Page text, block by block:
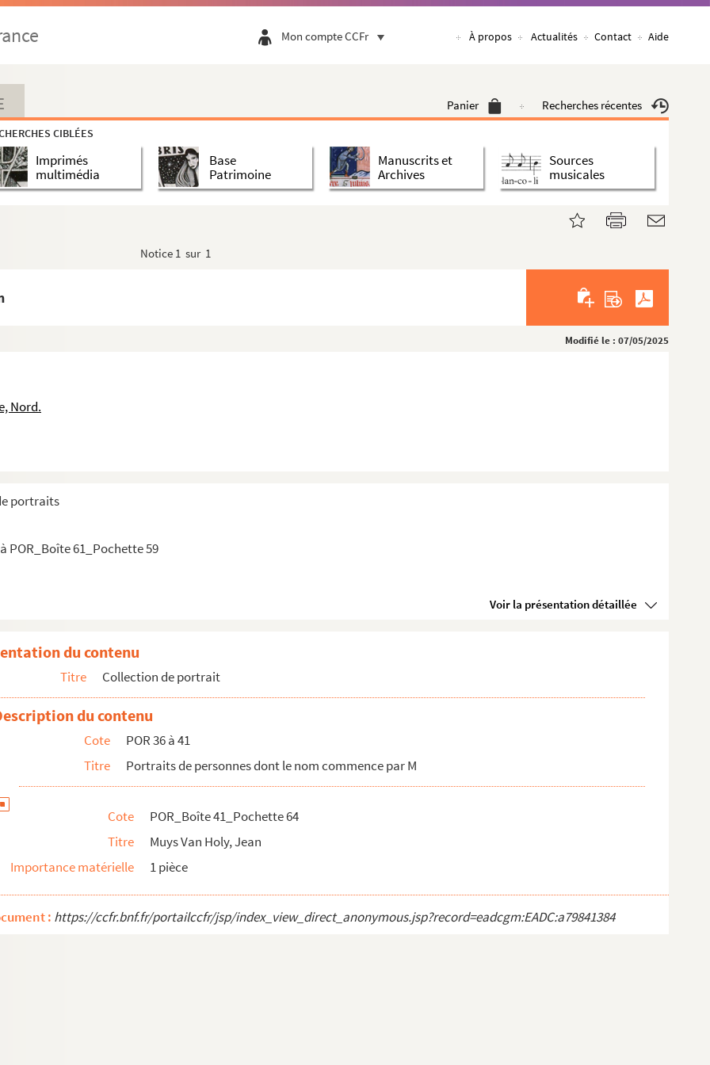
Mon compte CCFr À propos Actualités Contact Aide
Panier Recherches récentes
CIBLÉES
Imprimés
multimédia
Base
Patrimoine
Manuscrits et
Archives
Sources
musicales
Notice 1 sur 1
Modifié le : 07/05/2025
Nord.
portraits
POR_Boîte 61_Pochette 59
Voir la présentation détaillée
(duc de)
Lobau)
(prince)
(de)
Felix (comte)
par N
par O
par P
Q
par R
par S
du contenu
Titre Collection de portrait
du contenu
Cote
POR 36 à 41
Titre
Portraits de personnes dont le nom commence par M
Cote
POR_Boîte 41_Pochette 64
Titre
Muys Van Holy, Jean
Importance matérielle
1 pièce
: https://ccfr.bnf.fr/portailccfr/jsp/index_view_direct_anonymous.jsp?record=eadcgm:EADC:a79841384